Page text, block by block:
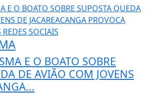
E O BOATO SOBRE
DE AVIÃO COM JOVENS